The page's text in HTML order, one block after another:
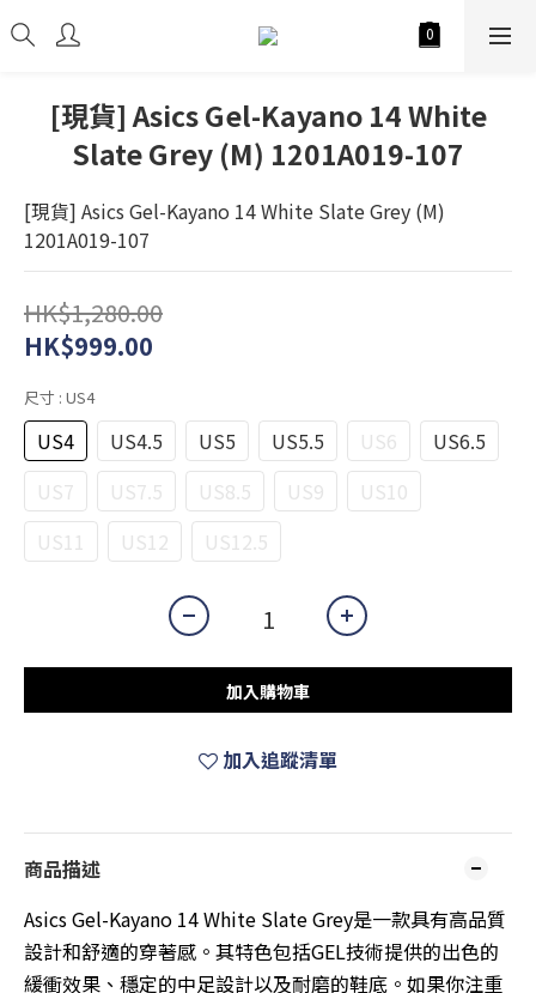
[現貨] Asics Gel-Kayano 14 White
Slate Grey (M) 1201A019-107
[現貨] Asics Gel-Kayano 14 White Slate Grey (M)
1201A019-107
HK$1,280.00
HK$999.00
尺寸 : US4
US4 US4.5 US5 US5.5 US6
US6.5
US7
US7.5 US8.5 US9
US10
US11
US12 US12.5
加入購物車
加入追蹤清單
商品描述
Asics Gel-Kayano 14 White Slate Grey是一款具有高品質
設計和舒適的穿著感。其特色包括GEL技術提供的出色的
緩衝效果、穩定的中足設計以及耐磨的鞋底。如果你注重